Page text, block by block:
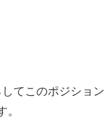
てこのポジション